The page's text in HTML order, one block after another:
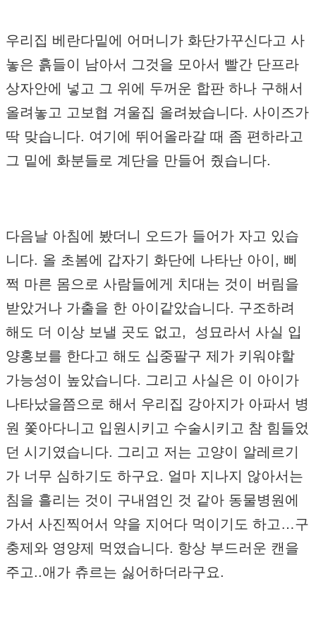
우리집 베란다밑에 어머니가 화단가꾸신다고 사
놓은 흙들이 남아서 그것을 모아서 빨간 단프라
상자안에 넣고 그 위에 두꺼운 합판 하나 구해서
올려놓고 고보협 겨울집 올려놨습니다. 사이즈가
딱 맞습니다. 여기에 뛰어올라갈 때 좀 편하라고
그 밑에 화분들로 계단을 만들어 줬습니다.
다음날 아침에 봤더니 오드가 들어가 자고 있습
니다. 올 초봄에 갑자기 화단에 나타난 아이, 삐
쩍 마른 몸으로 사람들에게 치대는 것이 버림을
받았거나 가출을 한 아이같았습니다. 구조하려
해도 더 이상 보낼 곳도 없고, 성묘라서 사실 입
양홍보를 한다고 해도 십중팔구 제가 키워야할
가능성이 높았습니다. 그리고 사실은 이 아이가
나타났을쯤으로 해서 우리집 강아지가 아파서 병
원 쫓아다니고 입원시키고 수술시키고 참 힘들었
던 시기였습니다. 그리고 저는 고양이 알레르기
가 너무 심하기도 하구요. 얼마 지나지 않아서는
침을 흘리는 것이 구내염인 것 같아 동물병원에
가서 사진찍어서 약을 지어다 먹이기도 하고…구
충제와 영양제 먹였습니다. 항상 부드러운 캔을
주고..애가 츄르는 싫어하더라구요.